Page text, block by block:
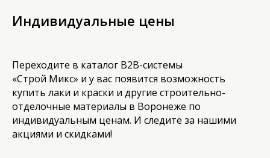
Индивидуальные цены
Переходите в каталог B2B-системы
«Строй Микс» и у вас появится возможность
купить лаки и краски и другие строительно-
отделочные материалы в Воронеже по
индивидуальным ценам. И следите за нашими
акциями и скидками!